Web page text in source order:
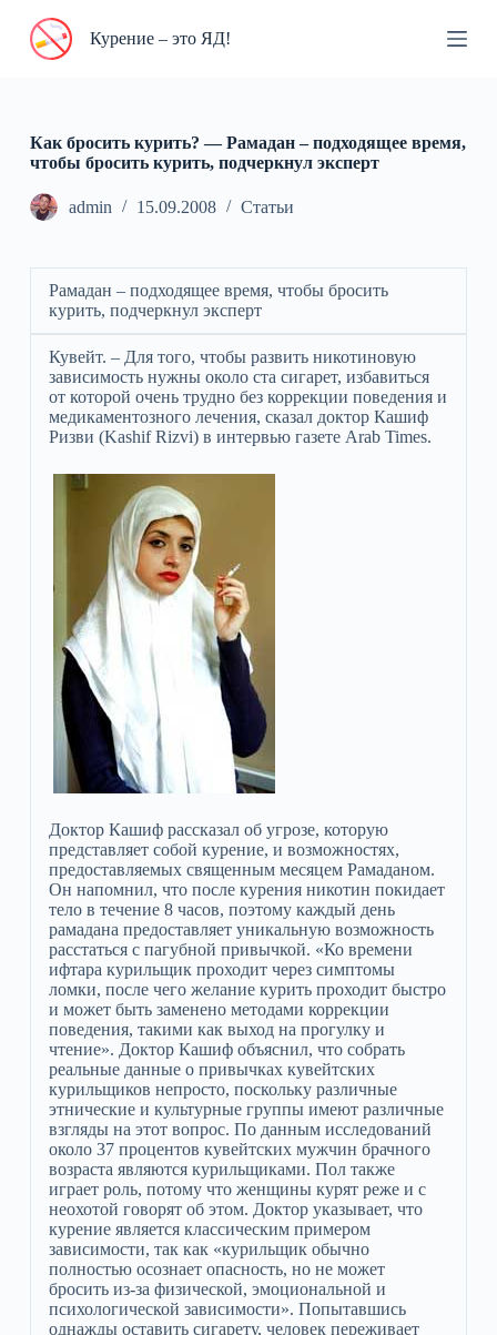
П
и
к
у
Курение – это ЯД!
Как бросить курить? — Рамадан – подходящее время,
чтобы бросить курить, подчеркнул эксперт
admin 15.09.2008 Статьи
Рамадан – подходящее время, чтобы бросить
курить, подчеркнул эксперт
Кувейт. – Для того, чтобы развить никотиновую
зависимость нужны около ста сигарет, избавиться
от которой очень трудно без коррекции поведения и
медикаментозного лечения, сказал доктор Кашиф
Ризви (Kashif Rizvi) в интервью газете Arab Times.
Доктор Кашиф рассказал об угрозе, которую
представляет собой курение, и возможностях,
предоставляемых священным месяцем Рамаданом.
Он напомнил, что после курения никотин покидает
тело в течение 8 часов, поэтому каждый день
рамадана предоставляет уникальную возможность
расстаться с пагубной привычкой. «Ко времени
ифтара курильщик проходит через симптомы
ломки, после чего желание курить проходит быстро
и может быть заменено методами коррекции
поведения, такими как выход на прогулку и
чтение». Доктор Кашиф объяснил, что собрать
реальные данные о привычках кувейтских
курильщиков непросто, поскольку различные
этнические и культурные группы имеют различные
взгляды на этот вопрос. По данным исследований
около 37 процентов кувейтских мужчин брачного
возраста являются курильщиками. Пол также
играет роль, потому что женщины курят реже и с
неохотой говорят об этом. Доктор указывает, что
курение является классическим примером
зависимости, так как «курильщик обычно
полностью осознает опасность, но не может
бросить из-за физической, эмоциональной и
психологической зависимости». Попытавшись
однажды оставить сигарету, человек переживает